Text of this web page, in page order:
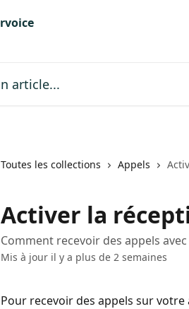
Toutes les collections Appels
Activer la
Comment recevoir des appels
Mis à jour il y a plus de 2 semaines
Pour recevoir des appels sur